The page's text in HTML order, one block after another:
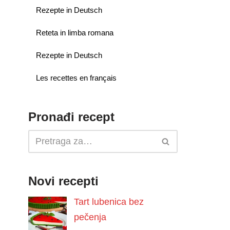
Rezepte in Deutsch
Reteta in limba romana
Rezepte in Deutsch
Les recettes en français
Pronađi recept
Novi recepti
Tart lubenica bez
pečenja